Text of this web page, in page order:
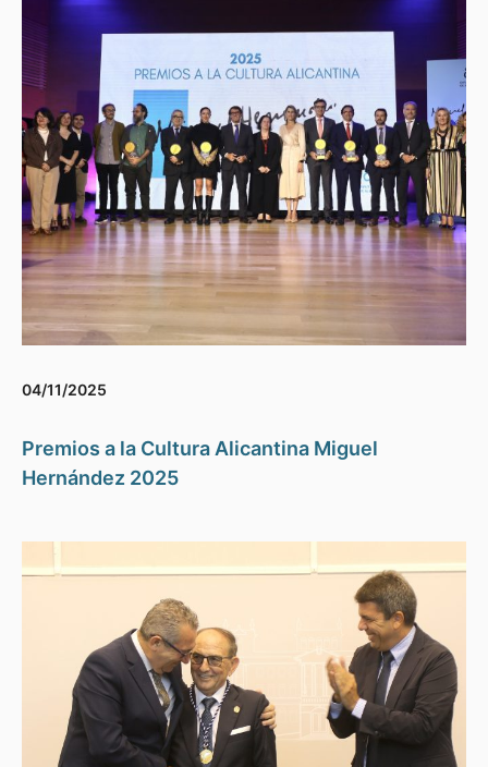
04/11/2025
Premios a la Cultura Alicantina Miguel
Hernández 2025